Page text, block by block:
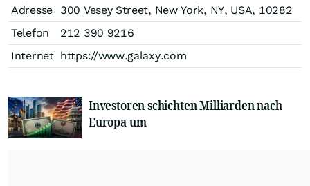
Adresse
300 Vesey Street, New York, NY, USA, 10282
Telefon
212 390 9216
Internet https://www.galaxy.com
Investoren schichten Milliarden nach
Europa um